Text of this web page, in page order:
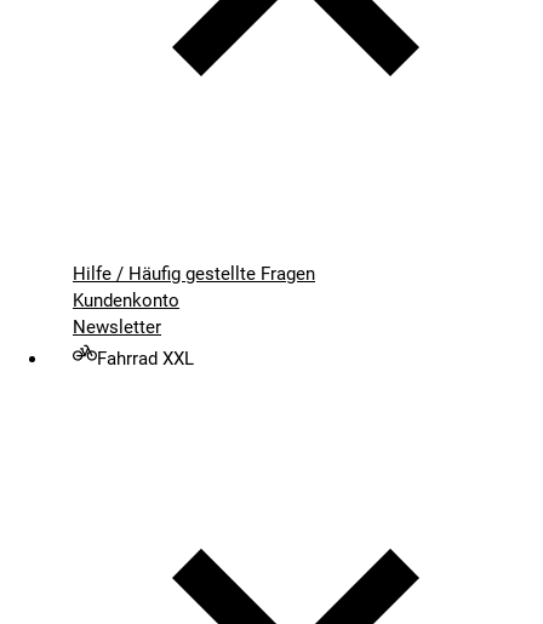
Hilfe / Häufig gestellte Fragen
Kundenkonto
Newsletter
Fahrrad XXL